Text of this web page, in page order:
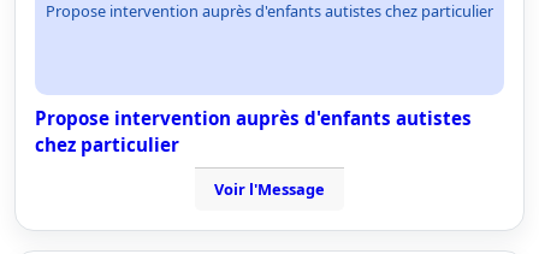
Propose intervention auprès d'enfants autistes chez particulier
Propose intervention auprès d'enfants autistes
chez particulier
Voir l'Message